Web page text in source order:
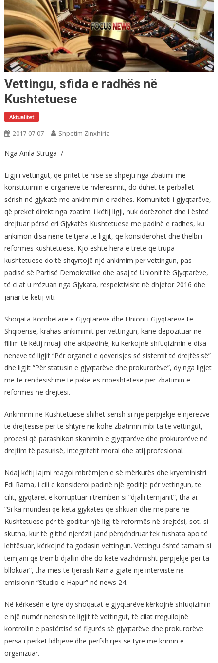
Vettingu, sfida e radhës në
Kushtetuese
Aktualitet
2017-07-07 Shpetim Zinxhiria
Nga Anila Struga /
Ligji i vettingut, që pritet të nisë së shpejti nga zbatimi me
konstituimin e organeve të rivlerësimit, do duhet të përballet
sërish në gjykatë me ankimimin e radhës. Komuniteti i gjyqtarëve,
që preket direkt nga zbatimi i këtij ligji, nuk dorëzohet dhe i është
drejtuar përsë eri Gjykatës Kushtetuese me padinë e radhes, ku
ankimon disa nene të tjera të ligjit, që konsiderohet dhe thelbi i
reformës kushtetuese. Kjo është hera e tretë që trupa
kushtetuese do të shqyrtojë një ankimim per vettingun, pas
padisë së Partisë Demokratike dhe asaj të Unionit të Gjyqtarëve,
të cilat u rrëzuan nga Gjykata, respektivisht në dhjetor 2016 dhe
janar të këtij viti.
Shoqata Kombëtare e Gjyqtarëve dhe Unioni i Gjyqtarëve të
Shqipërisë, krahas ankimimit për vettingun, kanë depozituar në
fillim të këtij muaji dhe aktpadinë, ku kërkojnë shfuqizimin e disa
neneve të ligjit “Për organet e qeverisjes së sistemit të drejtësisë”
dhe ligjit “Për statusin e gjyqtarëve dhe prokurorëve”, dy nga ligjet
më të rëndësishme të paketës mbështetëse për zbatimin e
reformës në drejtësi.
Ankimimi në Kushtetuese shihet sërish si një përpjekje e njerëzve
të drejtësisë për të shtyrë në kohë zbatimin mbi ta të vettingut,
procesi që parashikon skanimin e gjyqtarëve dhe prokurorëve në
drejtim të pasurisë, integritetit moral dhe atij profesional.
Ndaj këtij lajmi reagoi mbrëmjen e së mërkurës dhe kryeministri
Edi Rama, i cili e konsideroi padinë një goditje për vettingun, të
cilit, gjyqtarët e korruptuar i tremben si ”djalli temjanit”, tha ai.
“Si ka mundësi që këta gjykatës që shkuan dhe më parë në
Kushtetuese për të goditur një ligj të reformës në drejtësi, sot, si
skutha, kur të gjithë njerëzit janë përqëndruar tek fushata apo të
lehtësuar, kërkojnë ta godasin vettingun. Vettingu është tamam si
temjani që tremb djallin dhe do ketë vazhdimisht përpjekje për ta
bllokuar”, tha mes të tjerash Rama gjatë një interviste në
emisionin “Studio e Hapur” në news 24.
Në kërkesën e tyre dy shoqatat e gjyqtarëve kërkojnë shfuqizimin
e një numër nenesh të ligjit të vettingut, të cilat rregullojnë
kontrollin e pastërtisë së figurës së gjyqtarëve dhe prokurorëve
përsa i përket lidhjeve dhe përfshirjes së tyre me krimin e
organizuar.